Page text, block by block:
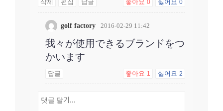
삭제 편집 답글 좋아요0 싫어요0
golf factory 2016-02-29 11:42
我々が使用できるブランドをつ
かいます
답글 좋아요 1 싫어요2